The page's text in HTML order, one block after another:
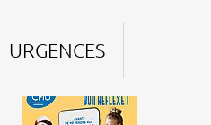
URGENCES